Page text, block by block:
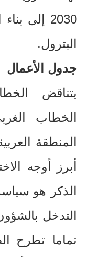
2030
إلى
البترول.
جدول الأعمال
يتناقض
الخطاب
المنطقة
أبرز أوجه
الذكر هو
التدخل
تماما تطرح